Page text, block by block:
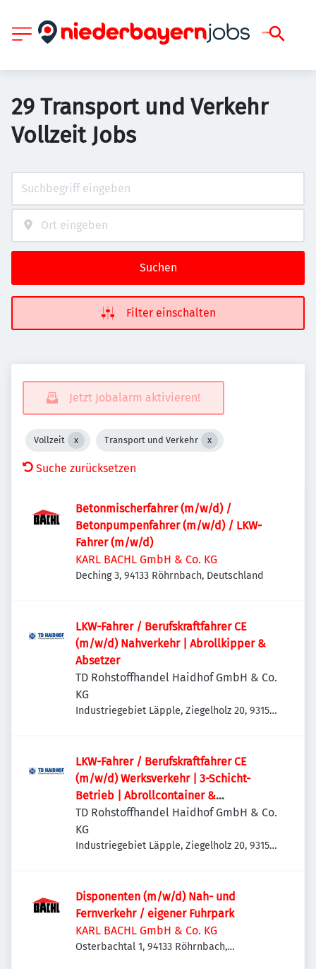
29 Transport und Verkehr
Vollzeit Jobs
Suchen
Filter einschalten
Jetzt Jobalarm aktivieren!
Vollzeit Transport und Verkehr
Suche zurücksetzen
Betonmischerfahrer (m/w/d) /
Betonpumpenfahrer (m/w/d) / LKW-
Fahrer (m/w/d)
KARL BACHL GmbH & Co. KG
Deching 3, 94133 Röhrnbach, Deutschland
LKW-Fahrer / Berufskraftfahrer CE
(m/w/d) Nahverkehr | Abrollkipper &
Absetzer
TD Rohstoffhandel Haidhof GmbH & Co.
KG
Industriegebiet Läpple, Ziegelholz 20, 93158
LKW-Fahrer / Berufskraftfahrer CE
(m/w/d) Werksverkehr | 3-Schicht-
Betrieb | Abrollcontainer &
Absetzmulden
TD Rohstoffhandel Haidhof GmbH & Co.
KG
Industriegebiet Läpple, Ziegelholz 20, 93158
Disponenten (m/w/d) Nah- und
Fernverkehr / eigener Fuhrpark
KARL BACHL GmbH & Co. KG
Osterbachtal 1, 94133 Röhrnbach,